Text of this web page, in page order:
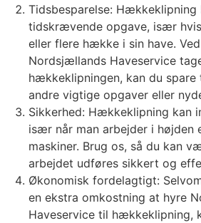
Tidsbesparelse:
tidskrævende opgave, især
eller flere hække i sin have.
Nordsjællands Haveservice
hækkeklipningen, kan du
andre vigtige opgaver eller
Sikkerhed: Hækkeklipning kan
især når man arbejder i højden
maskiner. Brug os, så du kan
arbejdet udføres sikkert og
Økonomisk fordelagtigt:
en ekstra omkostning at hyre
Haveservice til hækkeklipning,